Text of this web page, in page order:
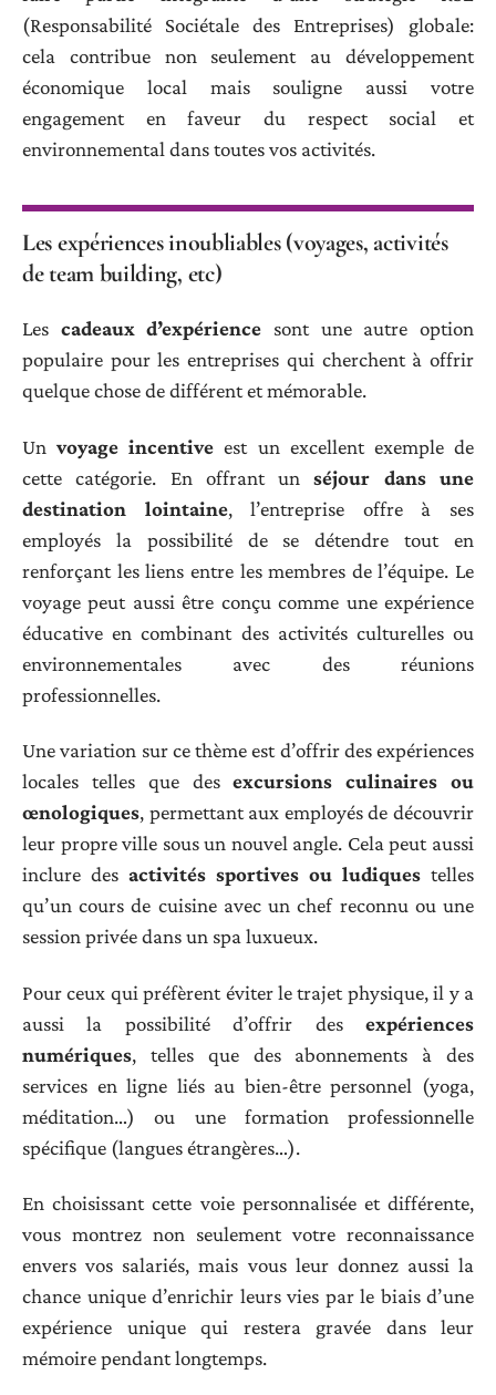
(Responsabilité Sociétale des Entreprises) globale:
cela contribue non seulement au développement
économique local mais souligne aussi votre
engagement en faveur du respect social et
environnemental dans toutes vos activités.
Les expériences inoubliables (voyages, activités
de team building, etc)
Les cadeaux d’expérience sont une autre option
populaire pour les entreprises qui cherchent à offrir
quelque chose de différent et mémorable.
Unvoyage incentive est un excellent exemple de
cette catégorie. En offrant unséjour dans une
destination lointaine, l’entreprise offre à ses
employés la possibilité de se détendre tout en
renforçant les liens entre les membres de l’équipe. Le
voyage peut aussi être conçu comme une expérience
éducative en combinant des activités culturelles ou
environnementales avec des réunions
professionnelles.
Une variation sur ce thème est d’offrir des expériences
locales telles que desexcursions culinaires ou
œnologiques, permettant aux employés de découvrir
leur propre ville sous un nouvel angle. Cela peut aussi
inclure des activités sportives ou ludiques telles
qu’un cours de cuisine avec un chef reconnu ou une
session privée dans un spa luxueux.
Pour ceux qui préfèrent éviter le trajet physique, il y a
aussi la possibilité d’offrir des expériences
numériques, telles que des abonnements à des
services en ligne liés au bien-être personnel (yoga,
méditation…) ou une formation professionnelle
spécifique (langues étrangères…).
En choisissant cette voie personnalisée et différente,
vous montrez non seulement votre reconnaissance
envers vos salariés, mais vous leur donnez aussi la
chance unique d’enrichir leurs vies par le biais d’une
expérience unique qui restera gravée dans leur
mémoire pendant longtemps.